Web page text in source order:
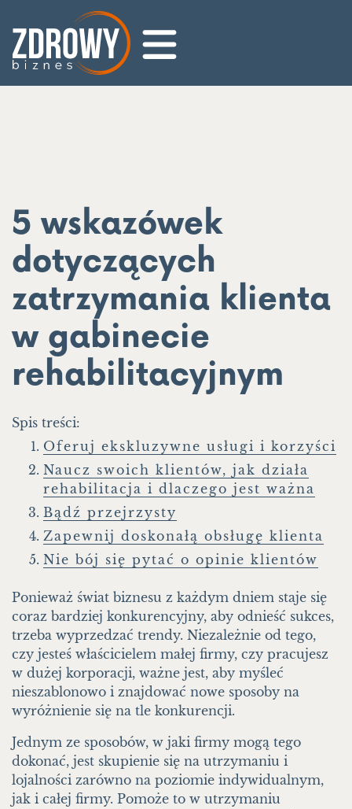
5 wskazówek
dotyczących
zatrzymania klienta
w gabinecie
rehabilitacyjnym
Spis treści:
Oferuj ekskluzywne usługi i korzyści
Naucz swoich klientów, jak działa
rehabilitacja i dlaczego jest ważna
Bądź przejrzysty
Zapewnij doskonałą obsługę klienta
Nie bój się pytać o opinie klientów
Ponieważ świat biznesu z każdym dniem staje się
coraz bardziej konkurencyjny, aby odnieść sukces,
trzeba wyprzedzać trendy. Niezależnie od tego,
czy jesteś właścicielem małej firmy, czy pracujesz
w dużej korporacji, ważne jest, aby myśleć
nieszablonowo i znajdować nowe sposoby na
wyróżnienie się na tle konkurencji.
Jednym ze sposobów, w jaki firmy mogą tego
dokonać, jest skupienie się na utrzymaniu i
lojalności zarówno na poziomie indywidualnym,
jak i całej firmy. Pomoże to w utrzymaniu